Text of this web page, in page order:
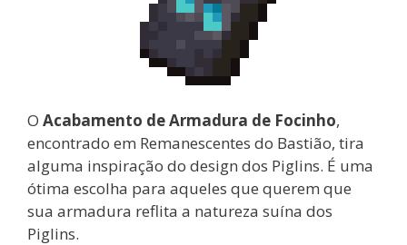
O Acabamento de Armadura de Focinho,
encontrado em Remanescentes do Bastião, tira
alguma inspiração do design dos Piglins. É uma
ótima escolha para aqueles que querem que
sua armadura reflita a natureza suína dos
Piglins.